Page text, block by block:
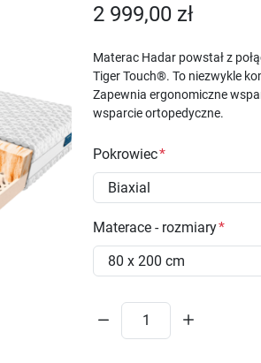
2 999,00 zł
Materac Hadar powstał z
Tiger Touch®. To niezwykle
Zapewnia ergonomiczne
wsparcie ortopedyczne.
Pokrowiec
Materace - rozmiary